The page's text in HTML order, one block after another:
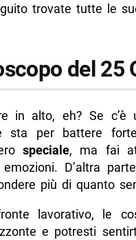
trovate tutte le
del 25
in alto, eh? Se
sta per battere
speciale, ma fai
emozioni. D’altra
più di quanto
lavorativo, le
e potresti